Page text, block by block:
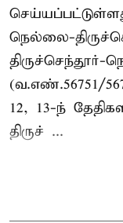
நெல்லை-
(வ.எண்.56751/
12, 13-ந்
திருச் ...